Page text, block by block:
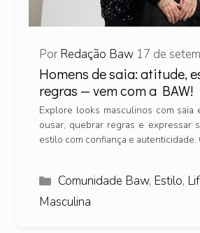
Homens de saia: atitude,
regras — vem com a BAW!
Por Redação Baw 17 de
Explore looks masculinos com saia
ousar, quebrar regras e expressar
estilo com confiança e autenticidade.
Categorias
Comunidade Baw, Estilo,
Masculina